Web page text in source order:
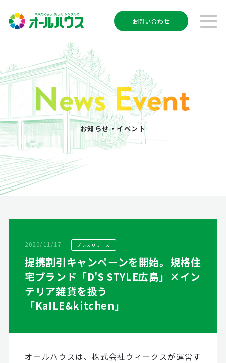
お問い合わせ
お知らせ・イベント
2020/11/17 プレスリリース
提携割引キャンペーンを開始。規格住
宅ブランド「D'S STYLE広島」×イン
テリア雑貨を扱う
「KaILE&kitchen」
オールハウスは、株式会社ウィークスが運営す